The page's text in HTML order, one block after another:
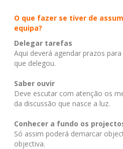
O que fazer se tiver de
equipa?
Delegar tarefas
Aqui deverá agendar prazos
que delegou.
Saber ouvir
Deve escutar com atenção os
da discussão que nasce a luz.
Conhecer a fundo os
Só assim poderá demarcar
objectiva.